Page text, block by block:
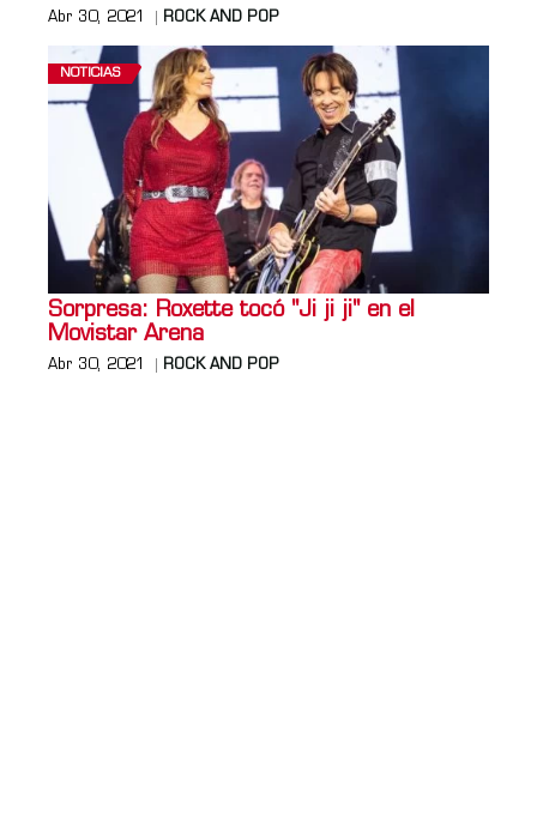
Abr 30, 2021 ROCK AND POP
NOTICIAS
Sorpresa: Roxette tocó "Ji ji ji" en el
Movistar Arena
Abr 30, 2021 ROCK AND POP